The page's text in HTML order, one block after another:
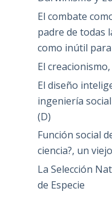
El combate
padre de todas
como inútil
El
El diseño
ingeniería
(D)
Función social
ciencia?, un
La Selección
de Especie